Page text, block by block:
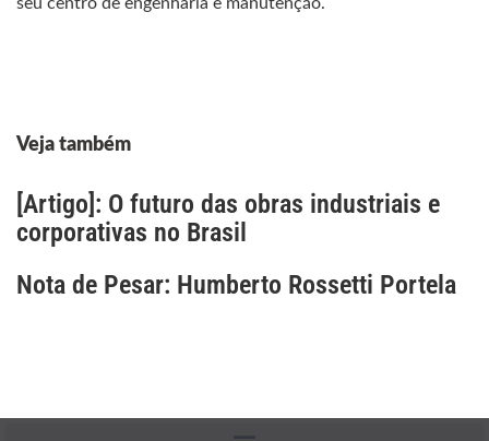
Veja também
[Artigo]: O futuro das obras industriais e
corporativas no Brasil
Nota de Pesar: Humberto Rossetti Portela